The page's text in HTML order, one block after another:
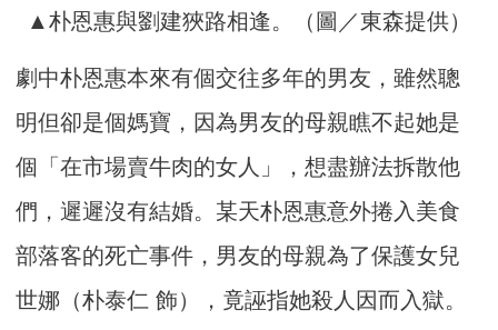
▲朴恩惠與劉建狹路相逢。（圖／東森提供）
劇中朴恩惠本來有個交往多年的男友，雖然聰
明但卻是個媽寶，因為男友的母親瞧不起她是
個「在市場賣牛肉的女人」，想盡辦法拆散他
們，遲遲沒有結婚。某天朴恩惠意外捲入美食
部落客的死亡事件， 男友的母親為了保護女兒
世娜（朴泰仁 飾），竟誣指她殺人因而入獄。